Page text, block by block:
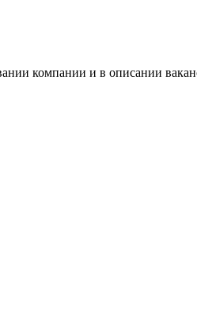
компании и в описании